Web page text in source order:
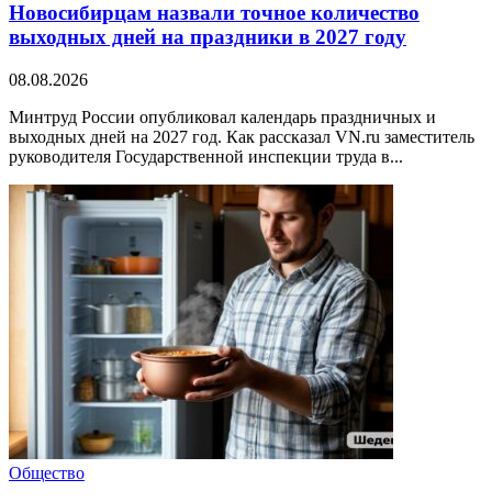
Новосибирцам назвали точное количество
выходных дней на праздники в 2027 году
08.08.2026
Минтруд России опубликовал календарь праздничных и
выходных дней на 2027 год. Как рассказал VN.ru заместитель
руководителя Государственной инспекции труда в...
Общество